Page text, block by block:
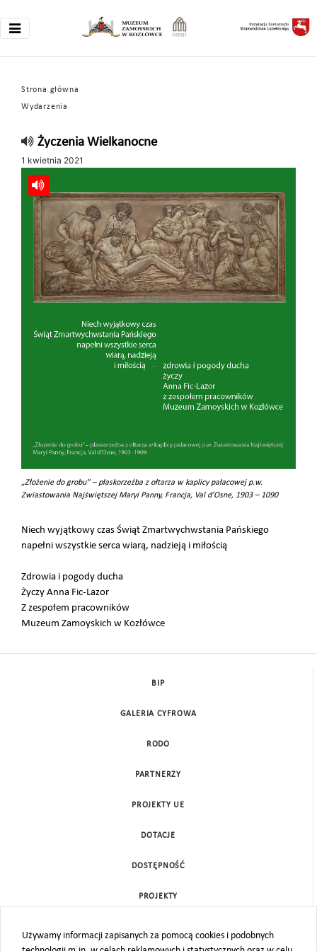
Strona główna
Wydarzenia
Życzenia Wielkanocne
1 kwietnia 2021
„Złożenie do grobu” – płaskorzeźba z ołtarza w kaplicy pałacowej p.w.
Zwiastowania Najświętszej Maryi Panny, Francja, Val d’Osne, 1903 – 1090
Niech wyjątkowy czas Świąt Zmartwychwstania Pańskiego
napełni wszystkie serca wiarą, nadzieją i miłością
Zdrowia i pogody ducha
Życzy Anna Fic-Lazor
Z zespołem pracowników
Muzeum Zamoyskich w Kozłówce
Używamy informacji zapisanych za pomocą cookies i podobnych
BIP
GALERIA CYFROWA
RODO
PARTNERZY
PROJEKTY UE
DOTACJE
DOSTĘPNOŚĆ
PROJEKTY